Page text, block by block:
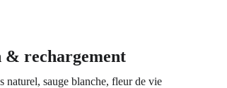
rechargement
naturel, sauge blanche, fleur de vie